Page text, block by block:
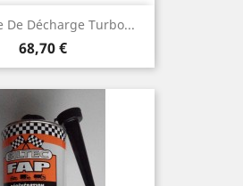
De Décharge Turbo...
Prix
68,70 €